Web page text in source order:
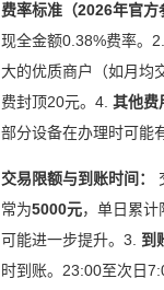
费率标准（2026年官方
现全金额0.38%费率。2.
大的优质商户（如月均
费封顶20元。4. 其他费
部分设备在办理时可能
交易限额与到账时间：
常为5000元，单日累计
可能进一步提升。3. 到
时到账。23:00至次日